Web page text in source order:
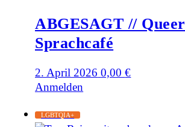
ABGESAGT // Queer
Sprachcafé
2. April 2026 0,00€
Anmelden
LGBTQIA+